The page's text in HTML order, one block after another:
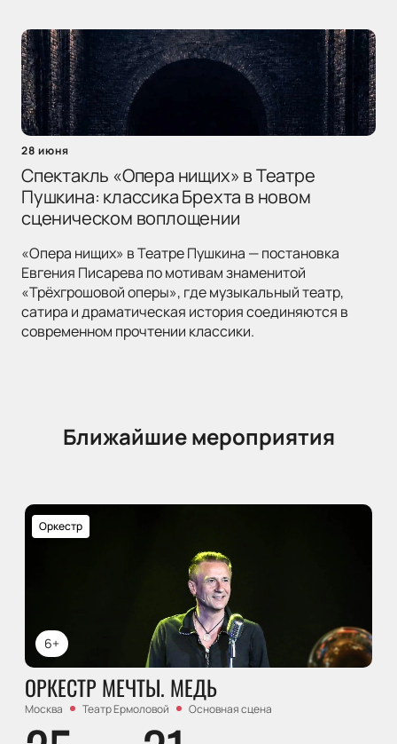
28 июня
Спектакль «Опера нищих» в Театре
Пушкина: классика Брехта в новом
сценическом воплощении
«Опера нищих» в Театре Пушкина — постановка
Евгения Писарева по мотивам знаменитой
«Трёхгрошовой оперы», где музыкальный театр,
сатира и драматическая история соединяются в
современном прочтении классики.
Ближайшие мероприятия
6+
Оркестр
ОРКЕСТР МЕЧТЫ. МЕДЬ
Москва Театр Ермоловой Основная сцена